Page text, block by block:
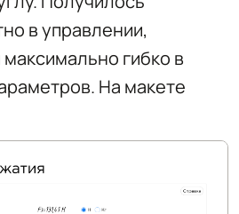
в управлении,
гибко в
На макете